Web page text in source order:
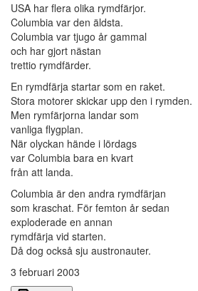
USA har flera olika rymdfärjor.
Columbia var den äldsta.
Columbia var tjugo år gammal
och har gjort nästan
trettio rymdfärder.
En rymdfärja startar som en raket.
Stora motorer skickar upp den i rymden.
Men rymfärjorna landar som
vanliga flygplan.
När olyckan hände i lördags
var Columbia bara en kvart
från att landa.
Columbia är den andra rymdfärjan
som kraschat. För femton år sedan
exploderade en annan
rymdfärja vid starten.
Då dog också sju austronauter.
3 februari 2003